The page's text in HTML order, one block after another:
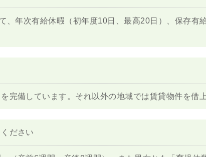
、年次有給休暇（初年度10日、最高20日）、保存有
完備しています。それ以外の地域では賃貸物件を借
ださい